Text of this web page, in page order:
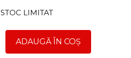
STOC LIMITAT
ADAUGĂ ÎN COȘ